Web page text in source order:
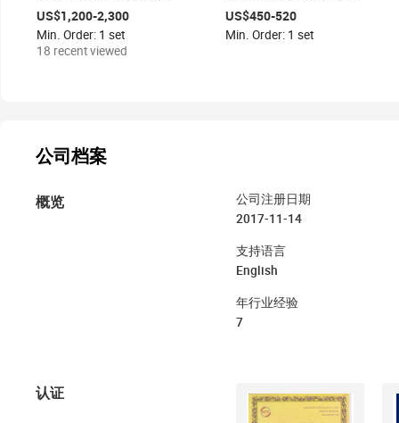
体磨花生酱制造机
US$1,200-2,300
Min. Order: 1 set
18 recent viewed
卸机出售
US$450-520
Min. Order: 1 set
公司档案
概览
公司注册日期
2017-11-14
支持语言
English
年行业经验
7
认证